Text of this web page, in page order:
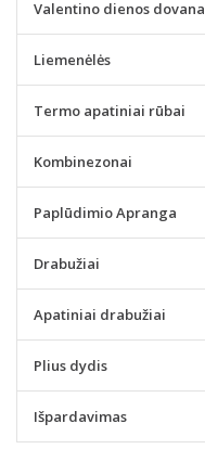
Valentino dienos dovana
Liemenėlės
Termo apatiniai rūbai
Kombinezonai
Paplūdimio Apranga
Drabužiai
Apatiniai drabužiai
Plius dydis
Išpardavimas